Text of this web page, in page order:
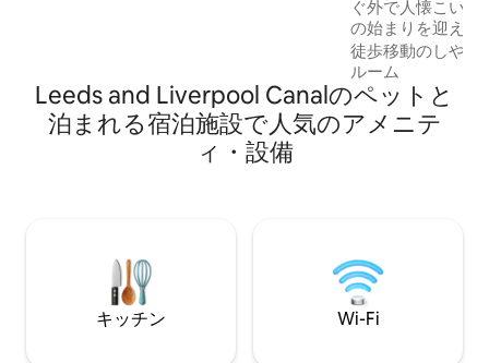
ぐ外で人懐こいア
の始まりを迎えましょう。
られ、考え抜かれ
「The Spot」は
田舎の隠れ家です
つろぎ、少し変わ
カップルにぴったり
の両方のいいとこ
徒歩移動のしやす
ルーム
Leeds and Liverpool Canalのペットと
泊まれる宿泊施設で人気のアメニテ
ィ・設備
キッチン Wi-Fi